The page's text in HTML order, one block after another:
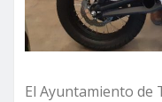
El Ayuntamiento